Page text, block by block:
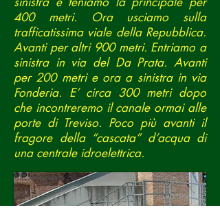
400 metri. Ora usciamo sulla
trafficatissima viale della Repubblica.
Avanti per altri 900 metri. Entriamo a
sinistra in via del Da Prata. Avanti
per 200 metri e ora a sinistra in via
Fonderia. E’ circa 300 metri dopo
che incontreremo il canale ormai alle
porte di Treviso. Poco più avanti il
fragore della “cascata” d’acqua di
una centrale idroelettrica.